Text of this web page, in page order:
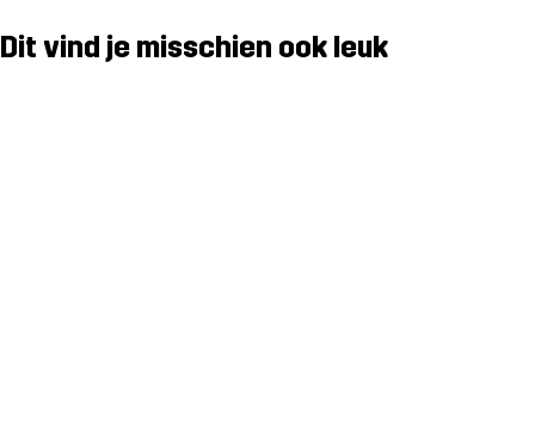
Dit vind je misschien ook leuk